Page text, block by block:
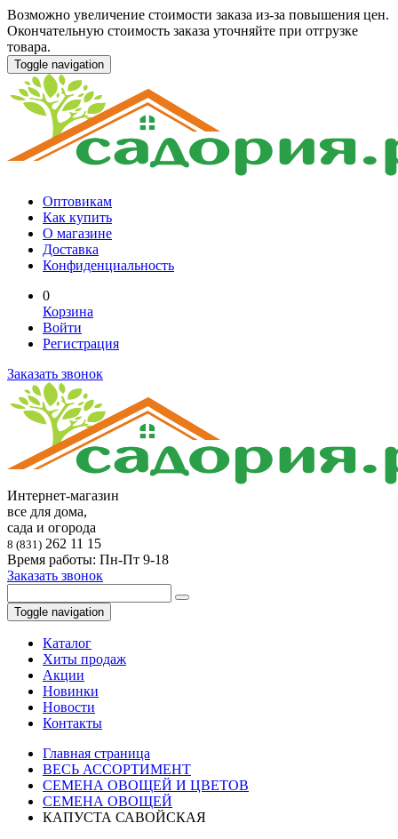
Возможно увеличение стоимости заказа из-за повышения цен.
Окончательную стоимость заказа уточняйте при отгрузке
товара.
Toggle navigation
Оптовикам
Как купить
О магазине
Доставка
Конфиденциальность
0
Корзина
Войти
Регистрация
Заказать звонок
Интернет-магазин
все для дома,
сада и огорода
8 (831) 262 11 15
Время работы: Пн-Пт 9-18
Заказать звонок
Toggle navigation
Каталог
Хиты продаж
Акции
Новинки
Новости
Контакты
Главная страница
ВЕСЬ АССОРТИМЕНТ
СЕМЕНА ОВОЩЕЙ И ЦВЕТОВ
СЕМЕНА ОВОЩЕЙ
КАПУСТА САВОЙСКАЯ